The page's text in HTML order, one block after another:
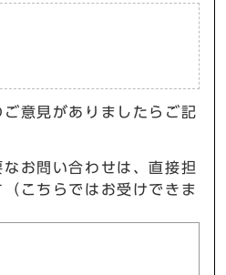
意見がありましたらご記
なお問い合わせは、直接担
こちらではお受けできま